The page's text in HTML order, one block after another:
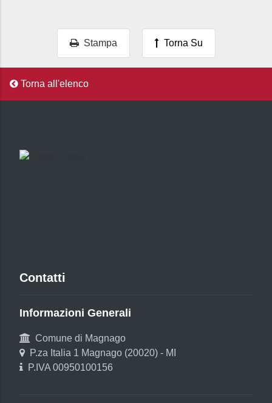
Stampa Torna Su
Torna all'elenco
Contatti
Informazioni Generali
Comune di Magnago
P.za Italia 1 Magnago (20020) - MI
P.IVA 00950100156